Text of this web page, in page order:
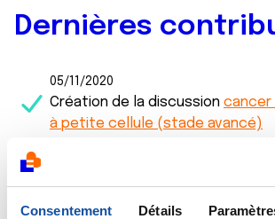
Consentement Détails
Dernières
05/11/2020
Création de la discussion cancer
à petite cellule (stade avancé)
Commentairede la discussion
du poumon